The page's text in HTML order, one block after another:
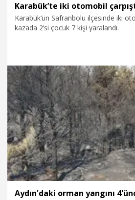
Karabük’te iki otomobil
Karabük’ün Safranbolu ilçesinde iki
kazada 2’si çocuk 7 kişi yaralandı.
2.08.2026 Gündem
Aydın'daki orman yangını